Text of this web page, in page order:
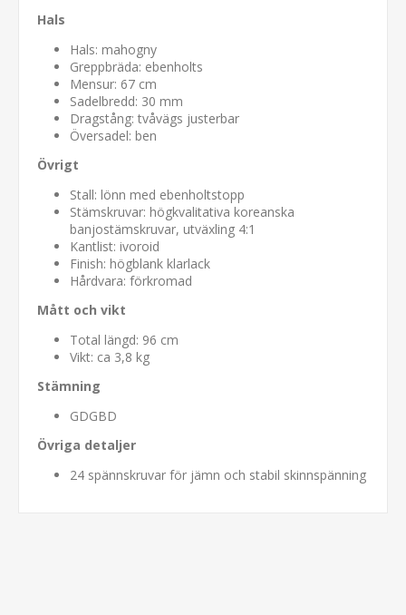
Hals
Hals: mahogny
Greppbräda: ebenholts
Mensur: 67 cm
Sadelbredd: 30 mm
Dragstång: tvåvägs justerbar
Översadel: ben
Övrigt
Stall: lönn med ebenholtstopp
Stämskruvar: högkvalitativa koreanska
banjostämskruvar, utväxling 4:1
Kantlist: ivoroid
Finish: högblank klarlack
Hårdvara: förkromad
Mått och vikt
Total längd: 96 cm
Vikt: ca 3,8 kg
Stämning
GDGBD
Övriga detaljer
24 spännskruvar för jämn och stabil skinnspänning